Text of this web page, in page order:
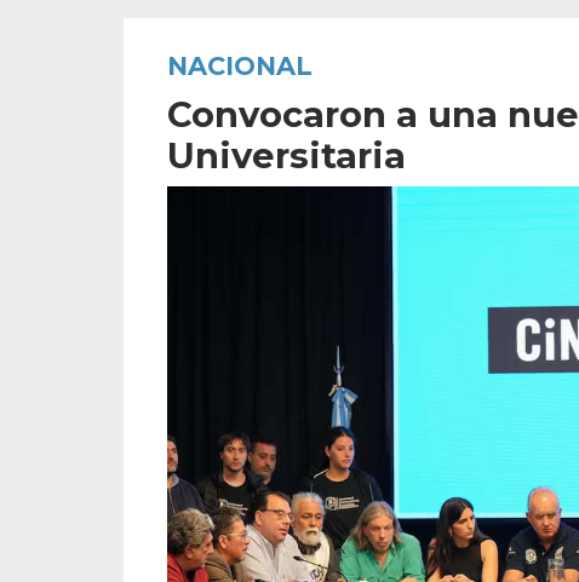
NACIONAL
Convocaron a una
Universitaria